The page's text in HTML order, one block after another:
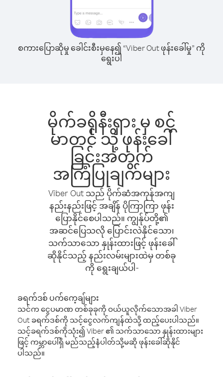
စကားပြောဆိုမှု ခေါင်းစီးမှနေ၍ “Viber Out ဖုန်းခေါ်မှု” ကို
ရွေးပါ
မိုက်ခရိုနီးရှား မှ စင့်
မာတင် သို့ ဖုန်းခေါ်
ခြင်းအတွက်
အကြံပြုချက်များ
Viber Out သည် ပိုက်ဆံအကုန်အကျ
နည်းနည်းဖြင့် အချိန် ပိုကြာကြာ ဖုန်း
ပြောနိုင်စေပါသည်။ ကျွန်ုပ်တို့၏
အဆင်ပြေသလို ပြောင်းလဲနိုင်သော၊
သက်သာသော နှုန်းထားဖြင့် ဖုန်းခေါ်
ဆိုနိုင်သည့် နည်းလမ်းများထဲမှ တစ်ခု
ကို ရွေးချယ်ပါ-
ခရက်ဒစ် ပက်ကေ့ချ်များ
သင်က ငွေပမာဏ တစ်ခုခုကို ဝယ်ယူလိုက်သောအခါ Viber
Out ခရက်ဒစ်ကို သင့်ငွေလက်ကျန်ထဲသို့ ထည့်ပေးပါသည်။
သင့်ခရက်ဒစ်ကိုသုံး၍ Viber ၏ သက်သာသော နှုန်းထားများ
ဖြင့် ကမ္ဘာပေါ်ရှိ မည်သည့်နံပါတ်သို့မဆို ဖုန်းခေါ်ဆိုနိုင်
ပါသည်။